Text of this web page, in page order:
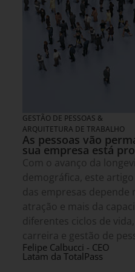
GESTÃO DE PESSOAS &
ARQUITETURA DE TRABALHO
As pessoas vão
sua empresa está
Com o avanço da
demográfica, este
das empresas depende
atração e mais da
diferentes ciclos de
carreira e gestão de
Felipe Calbucci - CEO
Latam da TotalPass